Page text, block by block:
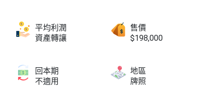
平均利潤
資產轉讓
售價
$198,000
回本期
不適用
地區
牌照